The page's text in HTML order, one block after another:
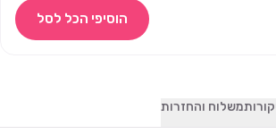
הוסיפי הכל לסל
משלוח והחזרות